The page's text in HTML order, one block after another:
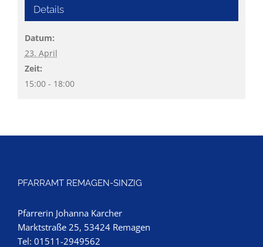
Details
Datum:
23. April
Zeit:
15:00 - 18:00
PFARRAMT REMAGEN-SINZIG
Pfarrerin Johanna Karcher
Marktstraße 25, 53424 Remagen
Tel: 01511-2949562